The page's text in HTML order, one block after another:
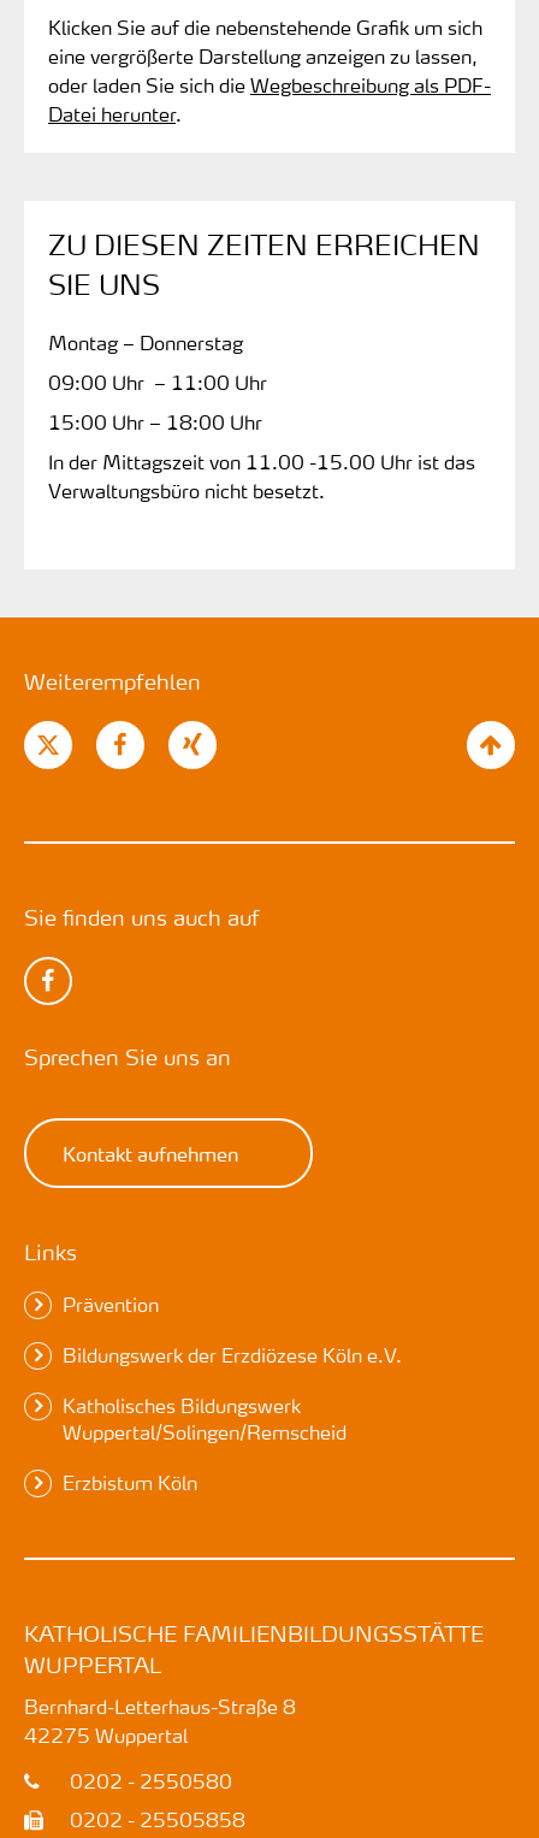
Klicken Sie auf die nebenstehende Grafik um sich
eine vergrößerte Darstellung anzeigen zu lassen,
oder laden Sie sich dieWegbeschreibung als PDF-
Datei herunter.
ZU DIESEN ZEITEN ERREICHEN
SIE UNS
Montag – Donnerstag
09:00 Uhr – 11:00 Uhr
15:00 Uhr – 18:00 Uhr
In der Mittagszeit von 11.00 -15.00 Uhr ist das
Verwaltungsbüro nicht besetzt.
Weiterempfehlen
Sie finden uns auch auf
Sprechen Sie uns an
Kontakt aufnehmen
Links
Prävention
Bildungswerk der Erzdiözese Köln e.V.
Katholisches Bildungswerk
Wuppertal/Solingen/Remscheid
Erzbistum Köln
KATHOLISCHE FAMILIENBILDUNGSSTÄTTE
WUPPERTAL
Bernhard-Letterhaus-Straße 8
42275 Wuppertal
0202 - 2550580
0202 - 25505858